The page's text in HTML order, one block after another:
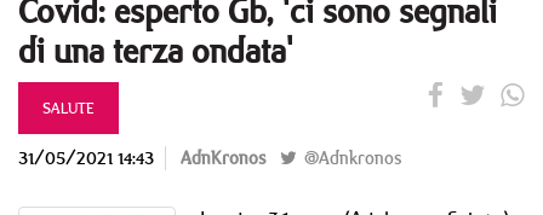
Covid: esperto Gb, 'ci sono segnali
di una terza ondata'
SALUTE
31/05/2021 14:43 AdnKronos @Adnkronos